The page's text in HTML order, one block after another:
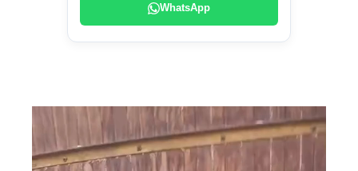
WhatsApp